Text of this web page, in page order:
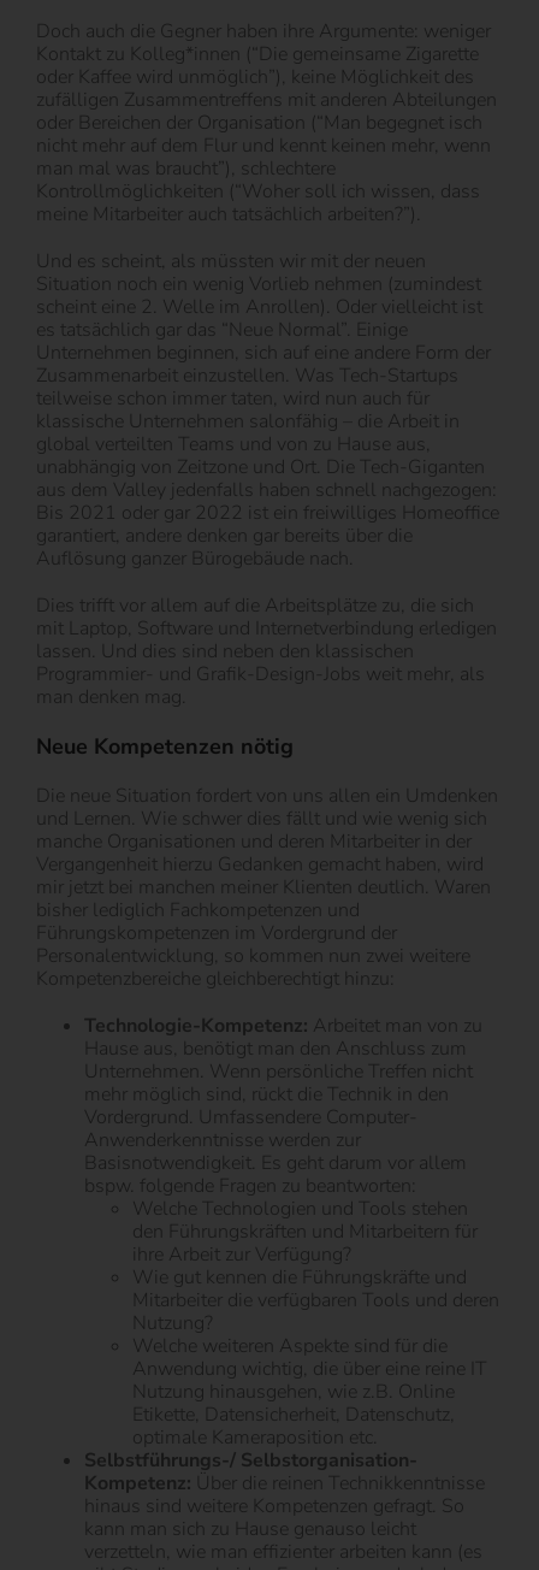
Doch auch die Gegner haben ihre Argumente: weniger
Kontakt zu Kolleg*innen (“Die gemeinsame Zigarette
oder Kaffee wird unmöglich”), keine Möglichkeit des
zufälligen Zusammentreffens mit anderen Abteilungen
oder Bereichen der Organisation (“Man begegnet isch
nicht mehr auf dem Flur und kennt keinen mehr, wenn
man mal was braucht”), schlechtere
Kontrollmöglichkeiten (“Woher soll ich wissen, dass
meine Mitarbeiter auch tatsächlich arbeiten?”).
Und es scheint, als müssten wir mit der neuen
Situation noch ein wenig Vorlieb nehmen (zumindest
scheint eine 2. Welle im Anrollen). Oder vielleicht ist
es tatsächlich gar das “Neue Normal”. Einige
Unternehmen beginnen, sich auf eine andere Form der
Zusammenarbeit einzustellen. Was Tech-Startups
teilweise schon immer taten, wird nun auch für
klassische Unternehmen salonfähig – die Arbeit in
global verteilten Teams und von zu Hause aus,
unabhängig von Zeitzone und Ort. Die Tech-Giganten
aus dem Valley jedenfalls haben schnell nachgezogen:
Bis 2021 oder gar 2022 ist ein freiwilliges Homeoffice
garantiert, andere denken gar bereits über die
Auflösung ganzer Bürogebäude nach.
Dies trifft vor allem auf die Arbeitsplätze zu, die sich
mit Laptop, Software und Internetverbindung erledigen
lassen. Und dies sind neben den klassischen
Programmier- und Grafik-Design-Jobs weit mehr, als
man denken mag.
Neue Kompetenzen nötig
Die neue Situation fordert von uns allen ein Umdenken
und Lernen. Wie schwer dies fällt und wie wenig sich
manche Organisationen und deren Mitarbeiter in der
Vergangenheit hierzu Gedanken gemacht haben, wird
mir jetzt bei manchen meiner Klienten deutlich. Waren
bisher lediglich Fachkompetenzen und
Führungskompetenzen im Vordergrund der
Personalentwicklung, so kommen nun zwei weitere
Kompetenzbereiche gleichberechtigt hinzu:
Technologie-Kompetenz: Arbeitet man von zu
Hause aus, benötigt man den Anschluss zum
Unternehmen. Wenn persönliche Treffen nicht
mehr möglich sind, rückt die Technik in den
Vordergrund. Umfassendere Computer-
Anwenderkenntnisse werden zur
Basisnotwendigkeit. Es geht darum vor allem
bspw. folgende Fragen zu beantworten:
Welche Technologien und Tools stehen
den Führungskräften und Mitarbeitern für
ihre Arbeit zur Verfügung?
Wie gut kennen die Führungskräfte und
Mitarbeiter die verfügbaren Tools und deren
Nutzung?
Welche weiteren Aspekte sind für die
Anwendung wichtig, die über eine reine IT
Nutzung hinausgehen, wie z.B. Online
Etikette, Datensicherheit, Datenschutz,
optimale Kameraposition etc.
Selbstführungs-/ Selbstorganisation-
Kompetenz: Über die reinen Technikkenntnisse
hinaus sind weitere Kompetenzen gefragt. So
kann man sich zu Hause genauso leicht
verzetteln, wie man effizienter arbeiten kann (es